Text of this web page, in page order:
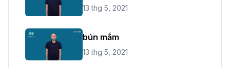
13 thg 5, 2021
bún mắm
13 thg 5, 2021